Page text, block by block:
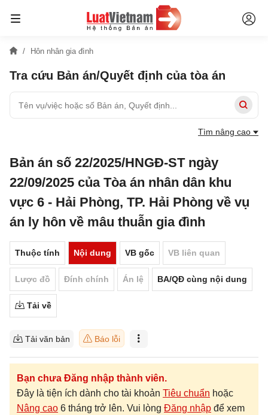
Hôn nhân gia đình
Tra cứu Bản án/Quyết định của tòa án
Tìm nâng cao
Bản án số 22/2025/HNGĐ-ST ngày
22/09/2025 của Tòa án nhân dân khu
vực 6 - Hải Phòng, TP. Hải Phòng về vụ
án ly hôn về mâu thuẫn gia đình
Thuộc tính Nội dung VB gốc VB liên quan
Lược đồ Đính chính Án lệ BA/QĐ cùng nội dung
Tải về
Tải văn bản Báo lỗi
Bạn chưa Đăng nhập thành viên.
Đây là tiện ích dành cho tài khoản Tiêu chuẩn hoặc
Nâng cao 6 tháng trở lên. Vui lòng Đăng nhập để xem